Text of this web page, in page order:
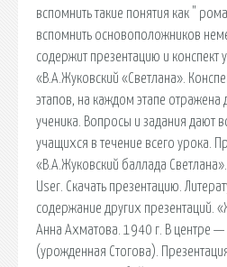
вспомнить такие понятия как "
вспомнить основоположников
содержит презентацию и конспект
«В.А.Жуковский «Светлана».
этапов, на каждом этапе отражена
ученика. Вопросы и задания дают
учащихся в течение всего урока.
«В.А.Жуковский баллада
User. Скачать презентацию.
содержание других презентаций.
Анна Ахматова. 1940 г. В центре
(урожденная Стогова).